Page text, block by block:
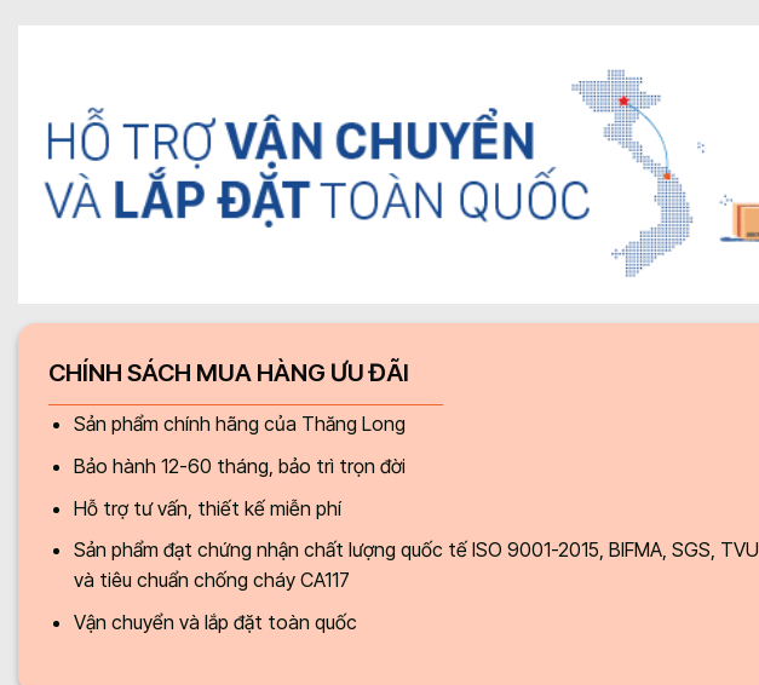
CHÍNH SÁCH MUA HÀNG ƯU ĐÃI
Sản phẩm chính hãng của Thăng Long
Bảo hành 12-60 tháng, bảo trì trọn đời
Hỗ trợ tư vấn, thiết kế miễn phí
Sản phẩm đạt chứng nhận chất lượng quốc tế ISO 9001-2015, BIFMA, SGS, TVU
và tiêu chuẩn chống cháy CA117
Vận chuyển và lắp đặt toàn quốc